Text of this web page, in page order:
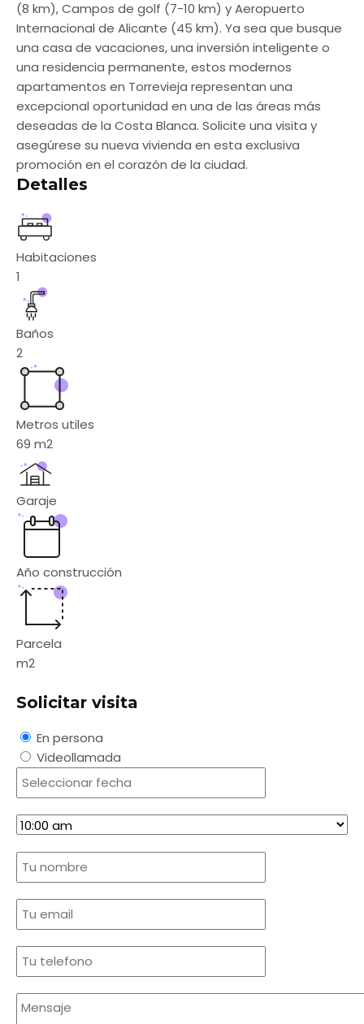
(8 km), Campos de golf (7-10 km) y Aeropuerto
Internacional de Alicante (45 km). Ya sea que busque
una casa de vacaciones, una inversión inteligente o
una residencia permanente, estos modernos
apartamentos en Torrevieja representan una
excepcional oportunidad en una de las áreas más
deseadas de la Costa Blanca. Solicite una visita y
asegúrese su nueva vivienda en esta exclusiva
promoción en el corazón de la ciudad.
Detalles
Habitaciones
1
Baños
2
Metros utiles
69 m2
Garaje
Año construcción
Parcela
m2
Solicitar visita
En persona
Videollamada